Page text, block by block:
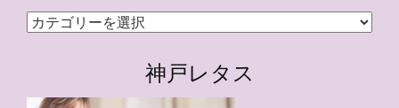
カ
神戸レタス